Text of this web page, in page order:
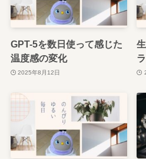
GPT-5を数日使って感じた
温度感の変化
2025年8月12日